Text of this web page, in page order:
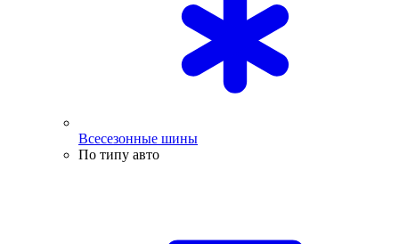
Всесезонные шины
По типу авто